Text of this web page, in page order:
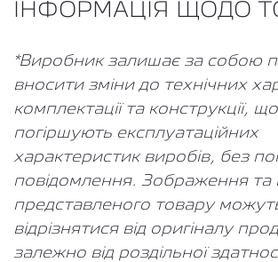
ІНФОРМАЦІЯ ЩОДО
*Виробник залишає за собою
вносити зміни до технічних
комплектації та конструкції,
погіршують експлуатаційних
характеристик виробів, без
повідомлення. Зображення та
представленого товару
відрізнятися від оригіналу
залежно від роздільної